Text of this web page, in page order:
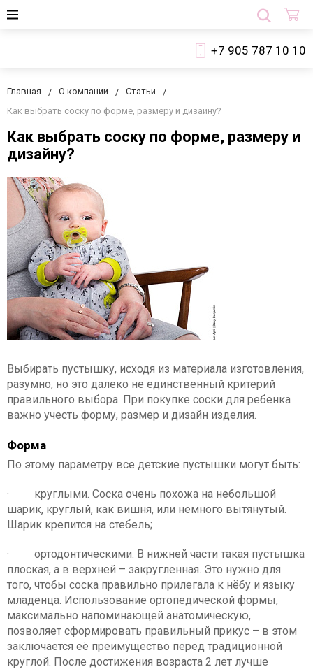
+7 905 787 10 10
Главная О компании
Статьи
Как выбрать соску по форме, размеру и дизайну?
Как выбрать соску по форме, размеру и
дизайну?
Выбирать пустышку, исходя из материала изготовления,
разумно, но это далеко не единственный критерий
правильного выбора. При покупке соски для ребенка
важно учесть форму, размер и дизайн изделия.
Форма
По этому параметру все детские пустышки могут быть:
· круглыми. Соска очень похожа на небольшой
шарик, круглый, как вишня, или немного вытянутый.
Шарик крепится на стебель;
· ортодонтическими. В нижней части такая пустышка
плоская, а в верхней – закругленная. Это нужно для
того, чтобы соска правильно прилегала к нёбу и языку
младенца. Использование ортопедической формы,
максимально напоминающей анатомическую,
позволяет сформировать правильный прикус – в этом
заключается её преимущество перед традиционной
круглой. После достижения возраста 2 лет лучше